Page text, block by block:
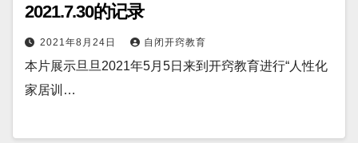
2021.7.30的记录
2021年8月24日 自闭开窍教育
本片展示旦旦2021年5月5日来到开窍教育进行“人性化
家居训…